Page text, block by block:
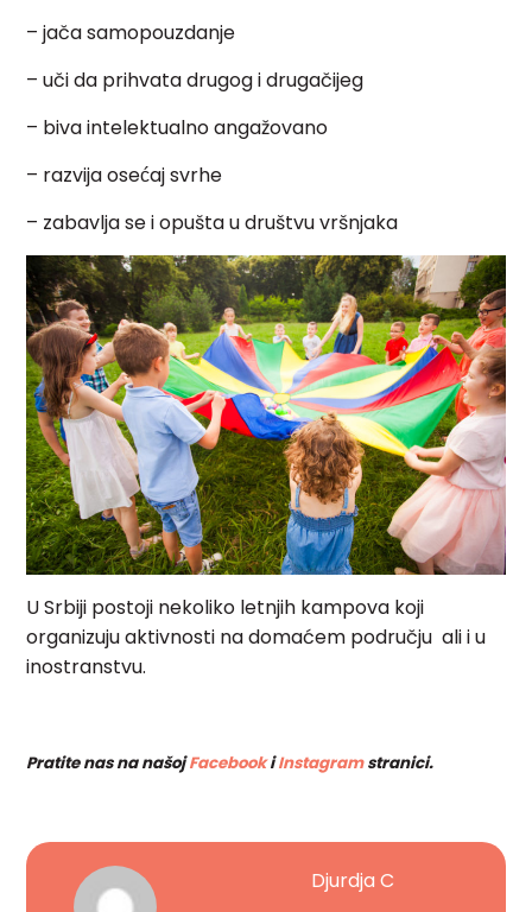
– jača samopouzdanje
– uči da prihvata drugog i drugačijeg
– biva intelektualno angažovano
– razvija osećaj svrhe
– zabavlja se i opušta u društvu vršnjaka
U Srbiji postoji nekoliko letnjih kampova koji
organizuju aktivnosti na domaćem području ali i u
inostranstvu.
Pratite nas na našojFacebookiInstagramstranici.
Djurdja C